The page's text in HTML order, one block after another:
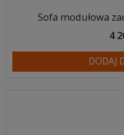
Sofa modułowa
4
DODAJ